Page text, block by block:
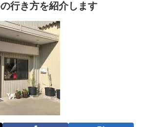
行き方を紹介します